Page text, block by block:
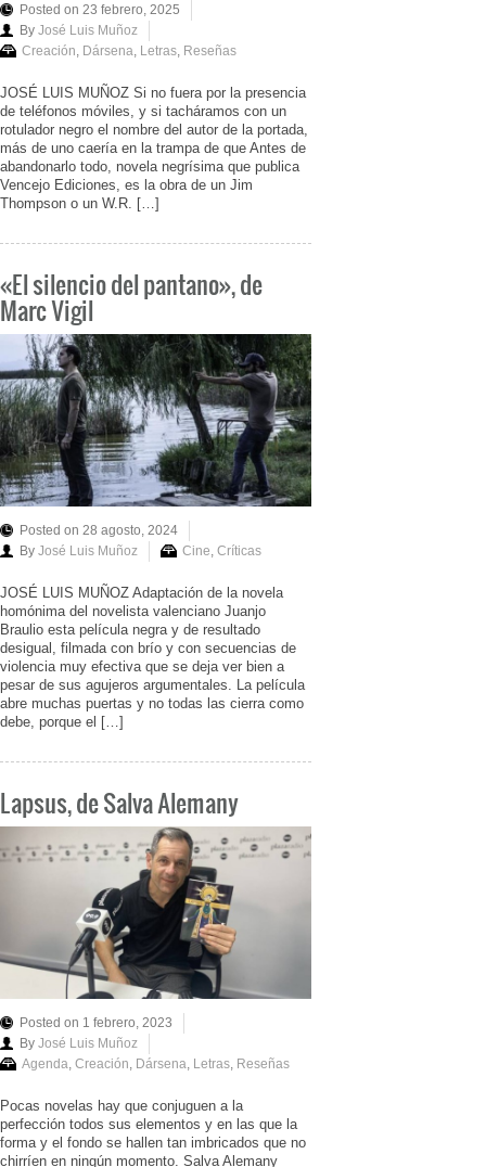
Posted on 23 febrero, 2025
By José Luis Muñoz
Creación Dársena Letras Reseñas
JOSÉ LUIS MUÑOZ Si no fuera por la presencia
de teléfonos móviles, y si tacháramos con un
rotulador negro el nombre del autor de la portada,
más de uno caería en la trampa de que Antes de
abandonarlo todo, novela negrísima que publica
Vencejo Ediciones, es la obra de un Jim
Thompson o un W.R. […]
«El silencio del pantano», de
Marc Vigil
Posted on 28 agosto, 2024
By José Luis Muñoz Cine, Críticas
JOSÉ LUIS MUÑOZ Adaptación de la novela
homónima del novelista valenciano Juanjo
Braulio esta película negra y de resultado
desigual, filmada con brío y con secuencias de
violencia muy efectiva que se deja ver bien a
pesar de sus agujeros argumentales. La película
abre muchas puertas y no todas las cierra como
debe, porque el […]
Lapsus, de Salva Alemany
Posted on 1 febrero, 2023
By José Luis Muñoz
Agenda, Creación, Dársena, Letras, Reseñas
Pocas novelas hay que conjuguen a la
perfección todos sus elementos y en las que la
forma y el fondo se hallen tan imbricados que no
chirríen en ningún momento. Salva Alemany